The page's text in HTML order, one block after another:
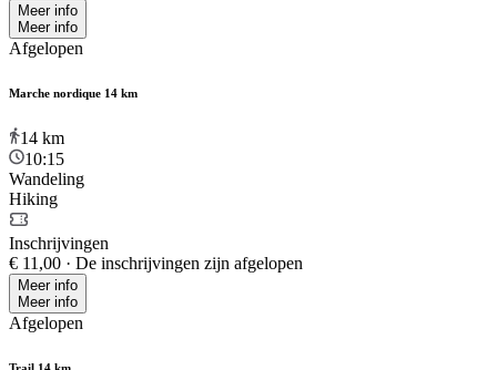
Meer info
Meer info
Afgelopen
Marche nordique 14 km
14 km
10:15
Wandeling
Hiking
Inschrijvingen
€ 11,00 · De inschrijvingen zijn afgelopen
Meer info
Meer info
Afgelopen